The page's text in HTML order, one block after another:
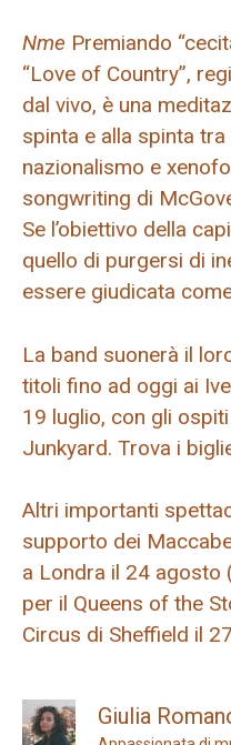
Nme Premiando
“Love of Country”,
dal vivo, è una
spinta e alla spinta
nazionalismo e
songwriting di
Se l’obiettivo della
quello di purgersi di
essere giudicata
La band suonerà il
titoli fino ad oggi ai
19 luglio, con gli
Junkyard. Trova i
Altri importanti
supporto dei
a Londra il 24 agosto
per il Queens of the
Circus di Sheffield il
Giulia